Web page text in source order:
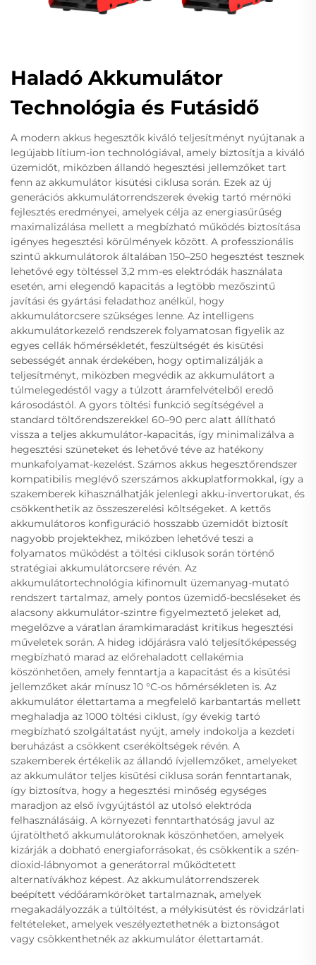
Haladó Akkumulátor
Technológia és Futásidő
A modern akkus hegesztők kiváló teljesítményt nyújtanak a
legújabb lítium-ion technológiával, amely biztosítja a kiváló
üzemidőt, miközben állandó hegesztési jellemzőket tart
fenn az akkumulátor kisütési ciklusa során. Ezek az új
generációs akkumulátorrendszerek évekig tartó mérnöki
fejlesztés eredményei, amelyek célja az energiasűrűség
maximalizálása mellett a megbízható működés biztosítása
igényes hegesztési körülmények között. A professzionális
szintű akkumulátorok általában 150–250 hegesztést tesznek
lehetővé egy töltéssel 3,2 mm-es elektródák használata
esetén, ami elegendő kapacitás a legtöbb mezőszintű
javítási és gyártási feladathoz anélkül, hogy
akkumulátorcsere szükséges lenne. Az intelligens
akkumulátorkezelő rendszerek folyamatosan figyelik az
egyes cellák hőmérsékletét, feszültségét és kisütési
sebességét annak érdekében, hogy optimalizálják a
teljesítményt, miközben megvédik az akkumulátort a
túlmelegedéstől vagy a túlzott áramfelvételből eredő
károsodástól. A gyors töltési funkció segítségével a
standard töltőrendszerekkel 60–90 perc alatt állítható
vissza a teljes akkumulátor-kapacitás, így minimalizálva a
hegesztési szüneteket és lehetővé téve az hatékony
munkafolyamat-kezelést. Számos akkus hegesztőrendszer
kompatibilis meglévő szerszámos akkuplatformokkal, így a
szakemberek kihasználhatják jelenlegi akku-invertorukat, és
csökkenthetik az összeszerelési költségeket. A kettős
akkumulátoros konfiguráció hosszabb üzemidőt biztosít
nagyobb projektekhez, miközben lehetővé teszi a
folyamatos működést a töltési ciklusok során történő
stratégiai akkumulátorcsere révén. Az
akkumulátortechnológia kifinomult üzemanyag-mutató
rendszert tartalmaz, amely pontos üzemidő-becsléseket és
alacsony akkumulátor-szintre figyelmeztető jeleket ad,
megelőzve a váratlan áramkimaradást kritikus hegesztési
műveletek során. A hideg időjárásra való teljesítőképesség
megbízható marad az előrehaladott cellakémia
köszönhetően, amely fenntartja a kapacitást és a kisütési
jellemzőket akár mínusz 10 °C-os hőmérsékleten is. Az
akkumulátor élettartama a megfelelő karbantartás mellett
meghaladja az 1000 töltési ciklust, így évekig tartó
megbízható szolgáltatást nyújt, amely indokolja a kezdeti
beruházást a csökkent cseréköltségek révén. A
szakemberek értékelik az állandó ívjellemzőket, amelyeket
az akkumulátor teljes kisütési ciklusa során fenntartanak,
így biztosítva, hogy a hegesztési minőség egységes
maradjon az első ívgyújtástól az utolsó elektróda
felhasználásáig. A környezeti fenntarthatóság javul az
újratölthető akkumulátoroknak köszönhetően, amelyek
kizárják a dobható energiaforrásokat, és csökkentik a szén-
dioxid-lábnyomot a generátorral működtetett
alternatívákhoz képest. Az akkumulátorrendszerek
beépített védőáramköröket tartalmaznak, amelyek
megakadályozzák a túltöltést, a mélykisütést és rövidzárlati
feltételeket, amelyek veszélyeztethetnék a biztonságot
vagy csökkenthetnék az akkumulátor élettartamát.